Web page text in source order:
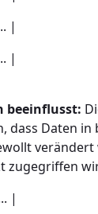
|
|
beeinflusst:
dass Daten in
zugegriffen
|